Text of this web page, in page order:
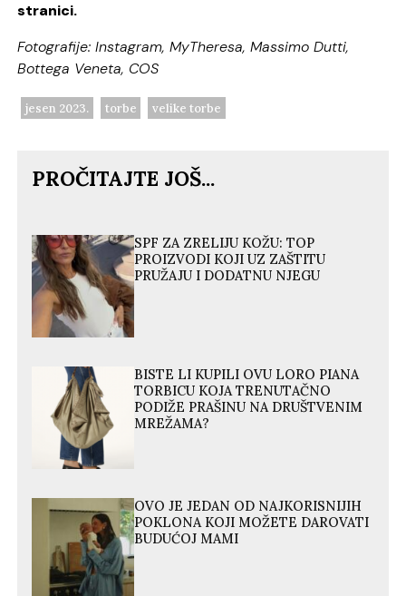
stranici.
Fotografije: Instagram, MyTheresa, Massimo Dutti,
Bottega Veneta, COS
jesen 2023. torbe velike torbe
PROČITAJTE JOŠ...
SPF ZA ZRELIJU KOŽU: TOP
PROIZVODI KOJI UZ ZAŠTITU
PRUŽAJU I DODATNU NJEGU
BISTE LI KUPILI OVU LORO PIANA
TORBICU KOJA TRENUTAČNO
PODIŽE PRAŠINU NA DRUŠTVENIM
MREŽAMA?
OVO JE JEDAN OD NAJKORISNIJIH
POKLONA KOJI MOŽETE DAROVATI
BUDUĆOJ MAMI